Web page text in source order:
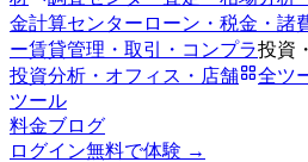
金計算センター ローン・税金・諸
ー賃貸管理・取引・コンプラ投資
投資分析・オフィス・店舗
全ツ
ツール
料金ブログ
ログイン無料で体験 →